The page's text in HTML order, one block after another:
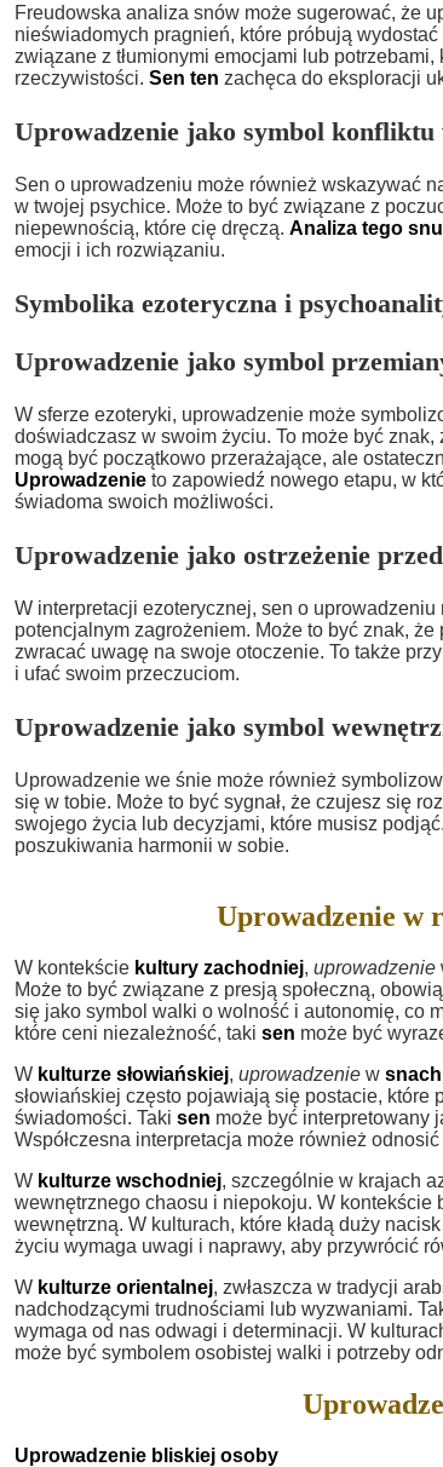
Freudowska analiza snów może sugerować, że
nieświadomych pragnień, które próbują
związane z tłumionymi emocjami lub
rzeczywistości. Sen ten zachęca do eksploracji
Uprowadzenie jako symbol konfliktu
Sen o uprowadzeniu może również wskazywać
w twojej psychice. Może to być związane z
niepewnością, które cię dręczą. Analiza tego snu
emocji i ich rozwiązaniu.
Symbolika ezoteryczna i
Uprowadzenie jako symbol
W sferze ezoteryki, uprowadzenie może
doświadczasz w swoim życiu. To może być
mogą być początkowo przerażające, ale
Uprowadzenie to zapowiedź nowego etapu, w
świadoma swoich możliwości.
Uprowadzenie jako ostrzeżenie
W interpretacji ezoterycznej, sen o uprowadzeniu
potencjalnym zagrożeniem. Może to być znak,
zwracać uwagę na swoje otoczenie. To także
i ufać swoim przeczuciom.
Uprowadzenie jako symbol
Uprowadzenie we śnie może również
się w tobie. Może to być sygnał, że czujesz się
swojego życia lub decyzjami, które musisz podjąć.
poszukiwania harmonii w sobie.
Uprowadzenie w
W kontekście kultury zachodniej, uprowadzenie
Może to być związane z presją społeczną,
się jako symbol walki o wolność i autonomię, co
które ceni niezależność, taki sen może być
W kulturze słowiańskiej, uprowadzenie w snach
słowiańskiej często pojawiają się postacie,
świadomości. Taki sen może być interpretowany
Współczesna interpretacja może również
W kulturze wschodniej, szczególnie w krajach
wewnętrznego chaosu i niepokoju. W kontekście
wewnętrzną. W kulturach, które kładą duży
życiu wymaga uwagi i naprawy, aby przywrócić
W kulturze orientalnej, zwłaszcza w tradycji
nadchodzącymi trudnościami lub wyzwaniami.
wymaga od nas odwagi i determinacji. W
może być symbolem osobistej walki i potrzeby
Uprowadzenie bliskiej osoby